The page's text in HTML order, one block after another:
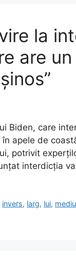
la
are
Biden, care
apele de
potrivit
interdicția
invers, larg, lui,